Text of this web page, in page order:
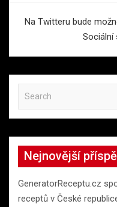
Na Twitteru bude
Sociální
a
r
h
Nejnovější
GeneratorReceptu.cz
receptů v České